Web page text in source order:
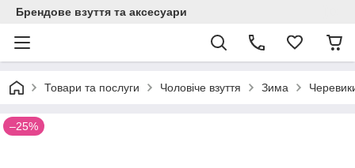
Брендове взуття та аксесуари
Товари та послуги Чоловіче взуття Зима
–25%